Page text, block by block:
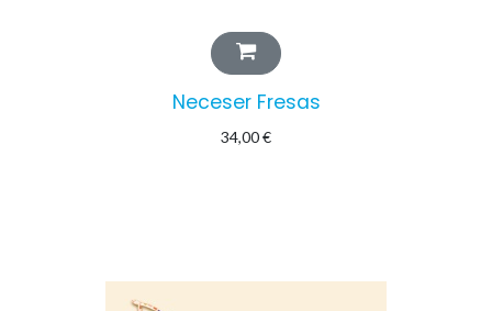
Neceser Fresas
34,00€